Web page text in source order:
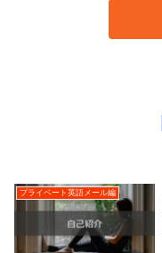
プライベート英語メール編